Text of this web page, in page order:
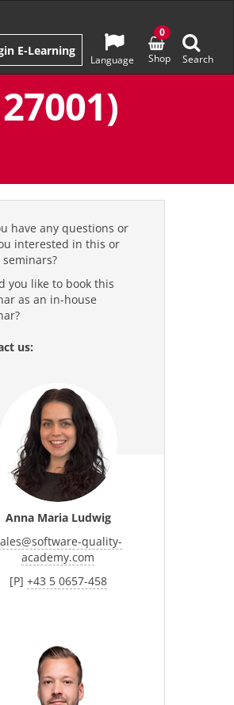
Language
E-Learning
Shop
0
Search
have any questions or
interested in this or
you like to book this
as an in-house
us:
Anna Maria Ludwig
@software-quality-
academy.com
[P] +43 5 0657-458